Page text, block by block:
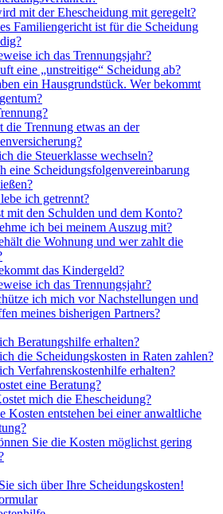
mit der Ehescheidung mit geregelt?
Familiengericht ist für die Scheidung
ich das Trennungsjahr?
eine „unstreitige“ Scheidung ab?
ein Hausgrundstück. Wer bekommt
die Trennung etwas an der
die Steuerklasse wechseln?
eine Scheidungsfolgenvereinbarung
ich getrennt?
mit den Schulden und dem Konto?
ich bei meinem Auszug mit?
die Wohnung und wer zahlt die
das Kindergeld?
ich das Trennungsjahr?
ich mich vor Nachstellungen und
meines bisherigen Partners?
Beratungshilfe erhalten?
die Scheidungskosten in Raten zahlen?
Verfahrenskostenhilfe erhalten?
eine Beratung?
mich die Ehescheidung?
Kosten entstehen bei einer anwaltliche
Sie die Kosten möglichst gering
sich über Ihre Scheidungskosten!